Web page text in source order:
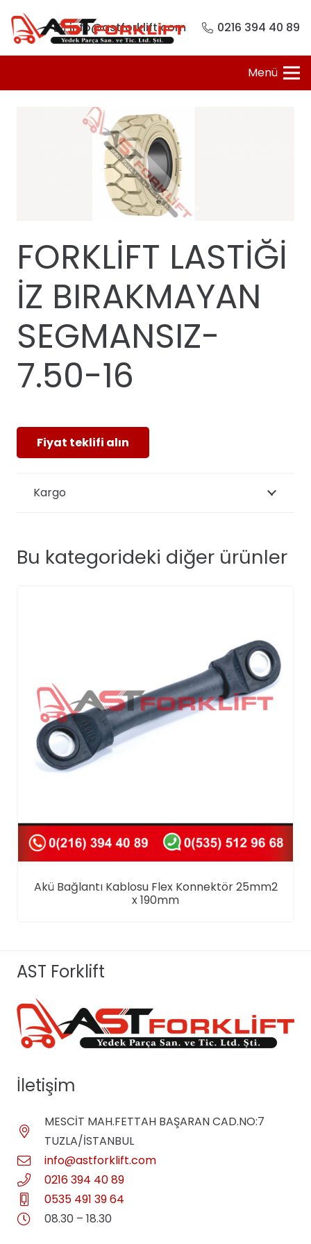
info@astforklift.com 0216 394 40 89
Menü
FORKLİFT LASTİĞİ
İZ BIRAKMAYAN
SEGMANSIZ-
7.50-16
Fiyat teklifi alın
Kargo
Bu kategorideki diğer ürünler
Akü Bağlantı Kablosu Flex Konnektör 25mm2
x 190mm
AST Forklift
İletişim
MESCİT MAH.FETTAH BAŞARAN CAD.NO:7
TUZLA/İSTANBUL
info@astforklift.com
0216 394 40 89
0535 491 39 64
08.30 – 18.30